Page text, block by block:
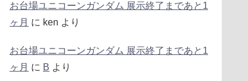
お台場ユニコーンガンダム 展示終了まであと1
ヶ月 に ken より
お台場ユニコーンガンダム 展示終了まであと1
ヶ月 に B より